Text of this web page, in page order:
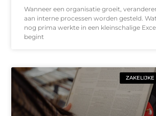
Wanneer een organisatie groeit,
aan interne processen worden gesteld.
nog prima werkte in een kleinschalige
begint
ZAKELIJKE